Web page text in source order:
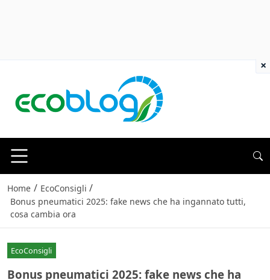
Home / EcoConsigli /
Bonus pneumatici 2025: fake news che ha ingannato tutti,
cosa cambia ora
EcoConsigli
Bonus pneumatici 2025: fake news che ha
×